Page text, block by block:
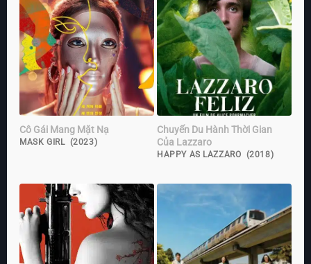
Cô Gái Mang Mặt Nạ
MASK GIRL (2023)
Chuyến Du Hành Thời Gian
Của Lazzaro
HAPPY AS LAZZARO (2018)